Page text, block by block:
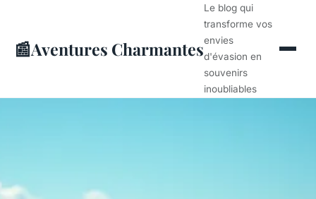
📰Aventures Charmantes
Le blog qui
transforme vos
envies
d'évasion en
souvenirs
inoubliables